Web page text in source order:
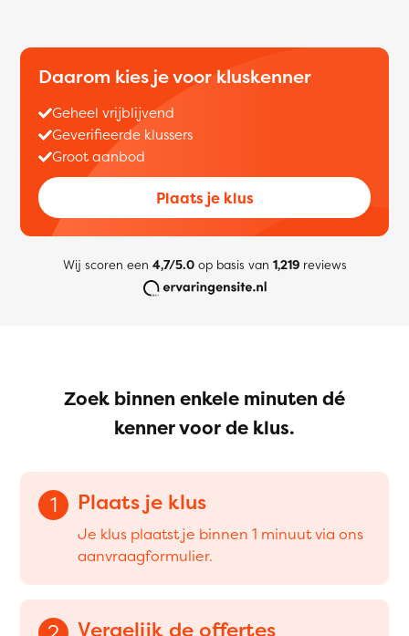
Daarom kies je voor kluskenner
Geheel vrijblijvend
Geverifieerde klussers
Groot aanbod
Plaats je klus
Wij scoren een 4,7/5.0op basis van 1,219reviews
Zoek binnen enkele minuten dé
kenner voor de klus.
1 Plaats je klus
Je klus plaatst je binnen 1 minuut via ons
aanvraagformulier.
Vergelijk de offertes